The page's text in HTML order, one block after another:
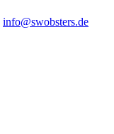
info@swobsters.de